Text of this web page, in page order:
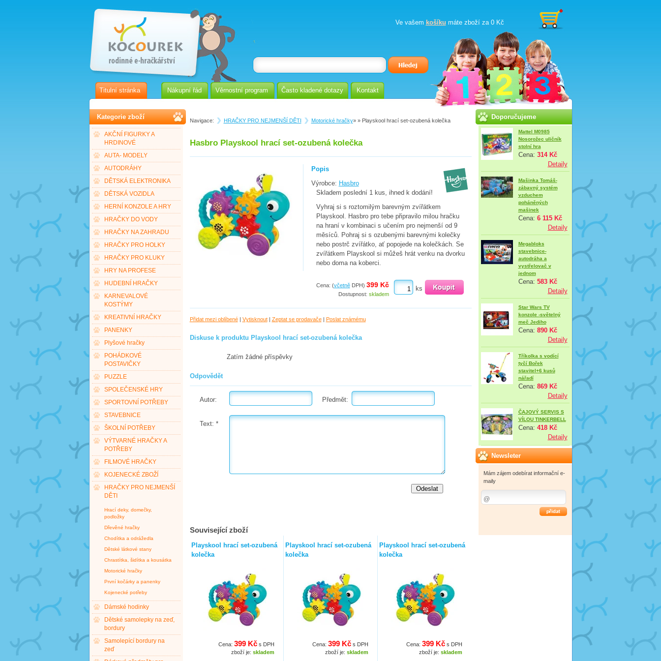
Ve vašem košíku máte zboží za 0 Kč
Titulní stránka Nákupní řád Věrnostní program Často kladené dotazy Kontakt
Kategorie zboží
AKČNÍ FIGURKY A
HRDINOVÉ
AUTA- MODELY
AUTODRÁHY
DĚTSKÁ ELEKTRONIKA
DĚTSKÁ VOZIDLA
HERNÍ KONZOLE A HRY
HRAČKY DO VODY
HRAČKY NA ZAHRADU
HRAČKY PRO HOLKY
HRAČKY PRO KLUKY
HRY NA PROFESE
HUDEBNÍ HRAČKY
KARNEVALOVÉ
KOSTÝMY
KREATIVNÍ HRAČKY
PANENKY
Plyšové hračky
POHÁDKOVÉ
POSTAVIČKY
PUZZLE
SPOLEČENSKÉ HRY
SPORTOVNÍ POTŘEBY
STAVEBNICE
ŠKOLNÍ POTŘEBY
VÝTVARNÉ HRAČKY A
POTŘEBY
FILMOVÉ HRAČKY
KOJENECKÉ ZBOŽÍ
HRAČKY PRO NEJMENŠÍ
DĚTI
Hrací deky, domečky,
podložky
Dřevěné hračky
Chodítka a odrážedla
Dětské látkové stany
Chrastítka, šidítka a kousátka
Motorické hračky
První kočárky a panenky
Kojenecké potřeby
Dámské hodinky
Dětské samolepky na zeď,
bordury
Samolepící bordury na
zeď
Navigace: HRAČKY PRO NEJMENŠÍ DĚTI »
Motorické hračky » Playskool hrací set-ozubená kolečka
Hasbro Playskool hrací set-ozubená kolečka
Popis
Výrobce: Hasbro
Skladem poslední 1 kus, ihned k dodání!
Vyhraj si s roztomilým barevným zvířátkem
Playskool. Hasbro pro tebe připravilo milou hračku
na hraní v kombinaci s učením pro nejmenší od 9
měsíců. Pohraj si s ozubenými barevnými kolečky
nebo postrč zvířátko, ať popojede na kolečkách. Se
zvířátkem Playskool si můžeš hrát venku na dvorku
nebo doma na koberci.
Cena: (včetněDPH) 399 Kč
Dostupnost: skladem
ks
Přidat mezi oblíbené| Vytisknout| Zeptat se prodavače| Poslat známému
Diskuse k produktu Playskool hrací set-ozubená kolečka
Zatím žádné příspěvky
Odpovědět
Autor: Předmět:
Text: *
Související zboží
Playskool hrací set-ozubená
kolečka
Cena: 399 Kčs DPH
zboží je: skladem
Playskool hrací set-ozubená
kolečka
Cena: 399 Kčs DPH
zboží je: skladem
Playskool hrací set-ozubená
kolečka
Cena: 399 Kčs DPH
zboží je: skladem
Doporučujeme
Mattel M0985
Nosorožec uličník
stolní hra
Cena: 314 Kč
Detaily
Mašinka Tomáš-
zábavný systém
vzduchem
poháněných
mašinek
Cena: 6 115 Kč
Detaily
Megabloks
stavebnice-
autodráha a
vystřelovač v
jednom
Cena: 583 Kč
Detaily
Star Wars TV
konzole -světelný
meč Jediho
Cena: 890 Kč
Detaily
Tříkolka s vodící
tyčí Bořek
stavitel+6 kusů
nářadí
Cena: 869 Kč
Detaily
ČAJOVÝ SERVIS S
VÍLOU TINKERBELL
Cena: 418 Kč
Detaily
Newsleter
Mám zájem odebírat informační e-
maily
OK